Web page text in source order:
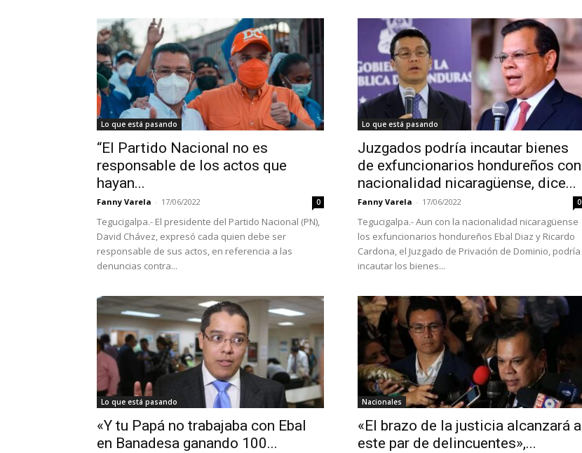
Lo que está pasando
“El Partido Nacional no es
responsable de los actos que
hayan...
Fanny Varela - 17/06/2022 0
Tegucigalpa.- El presidente del Partido Nacional (PN),
David Chávez, expresó cada quien debe ser
responsable de sus actos, en referencia a las
denuncias contra...
Lo que está pasando
Juzgados podría incautar bienes
de exfuncionarios hondureños con
nacionalidad nicaragüense, dice...
Fanny Varela - 17/06/2022 0
Tegucigalpa.- Aun con la nacionalidad nicaragüense
los exfuncionarios hondureños Ebal Diaz y Ricardo
Cardona, el Juzgado de Privación de Dominio, podría
incautar los bienes...
Lo que está pasando
«Y tu Papá no trabajaba con Ebal
en Banadesa ganando 100...
Nacionales
«El brazo de la justicia alcanzará a
este par de delincuentes»,...